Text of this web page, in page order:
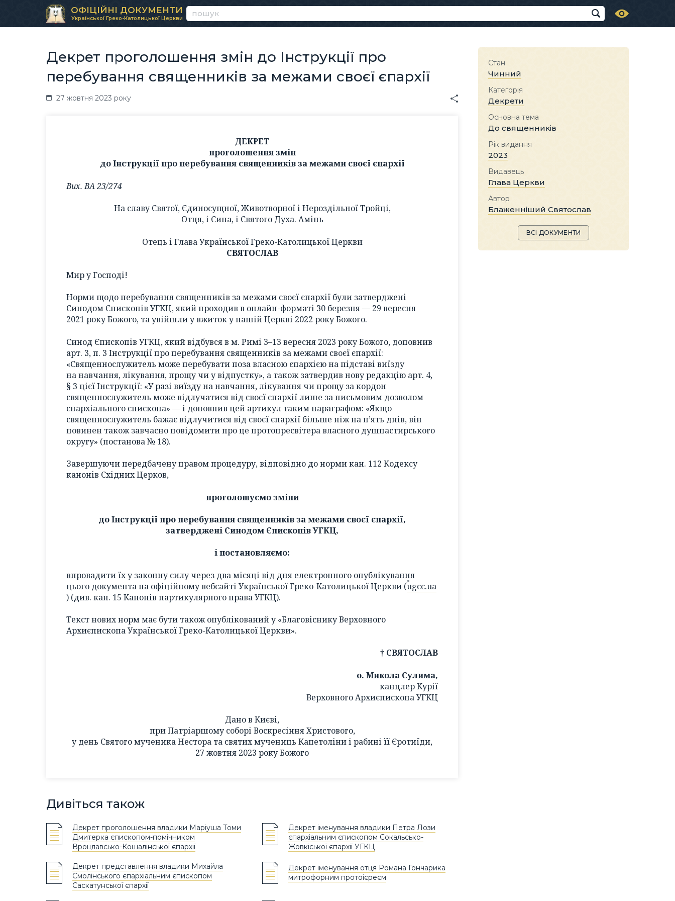
ОФІЦІЙНІ ДОКУМЕНТИ
Української Греко-Католицької Церкви
Декрет проголошення змін до Інструкції про
перебування священників за межами своєї єпархії
27 жовтня 2023 року
ДЕКРЕТ
проголошення змін
до Інструкції про перебування священників за межами своєї єпархії
Вих. ВА 23/274
На славу Святої, Єдиносущної, Животворної і Нероздільної Тройці,
Отця, і Сина, і Святого Духа. Амінь
Отець і Глава Української Греко-Католицької Церкви
СВЯТОСЛАВ
Мир у Господі!
Норми щодо перебування священників за межами своєї єпархії були затверджені
Синодом Єпископів УГКЦ, який проходив в онлайн-форматі 30 березня — 29 вересня
2021 року Божого, та увійшли у вжиток у нашій Церкві 2022 року Божого.
Синод Єпископів УГКЦ, який відбувся в м. Римі 3–13 вересня 2023 року Божого, доповнив
арт. 3, п. 3 Інструкції про перебування священників за межами своєї єпархії:
«Священнослужитель може перебувати поза власною єпархією на підставі виїзду
на навчання, лікування, прощу чи у відпустку», а також затвердив нову редакцію арт. 4,
§ 3 цієї Інструкції: «У разі виїзду на навчання, лікування чи прощу за кордон
священнослужитель може відлучатися від своєї єпархії лише за письмовим дозволом
єпархіального єпископа» — і доповнив цей артикул таким параграфом: «Якщо
священнослужитель бажає відлучитися від своєї єпархії більше ніж на пʼять днів, він
повинен також завчасно повідомити про це протопресвітера власного душпастирського
округу» (постанова № 18).
Завершуючи передбачену правом процедуру, відповідно до норми кан. 112 Кодексу
канонів Східних Церков,
проголошуємо зміни
до Інструкції про перебування священників за межами своєї єпархії,
затверджені Синодом Єпископів УГКЦ,
і постановляємо:
впровадити їх у законну силу через два місяці від дня електронного опублікування
цього документа на офіційному вебсайті Української Греко-Католицької Церкви (ugcc.ua
) (див. кан. 15 Канонів партикулярного права УГКЦ).
Текст нових норм має бути також опублікований у «Благовіснику Верховного
Архиєпископа Української Греко-Католицької Церкви».
† СВЯТОСЛАВ
о. Микола Сулима,
канцлер Курії
Верховного Архиєпископа УГКЦ
Дано в Києві,
при Патріаршому соборі Воскресіння Христового,
у день Святого мученика Нестора та святих мучениць Капетоліни і рабині її Єротиїди,
27 жовтня 2023 року Божого
Дивіться також
Декрет проголошення владики Маріуша Томи
Дмитерка єпископом-помічником
Вроцлавсько-Кошалінської єпархії
Декрет іменування владики Петра Лози
єпархіальним єпископом Сокальсько-
Жовкіської єпархії УГКЦ
Декрет представлення владики Михайла
Смолінського єпархіальним єпископом
Саскатунської єпархії
Декрет іменування отця Романа Гончарика
митрофорним протоієреєм
Стан
Чинний
Категорія
Декрети
Основна тема
До священників
Рік видання
2023
Видавець
Глава Церкви
Автор
Блаженніший Святослав
ВСІ ДОКУМЕНТИ